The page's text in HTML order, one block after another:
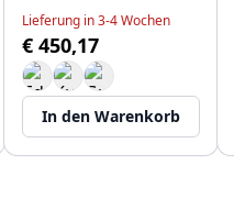
Lieferung in 3-4 Wochen
€ 450,17
In den Warenkorb